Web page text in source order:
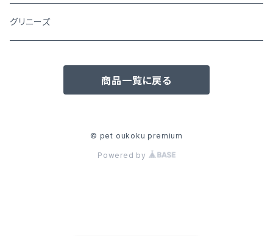
シュプレモ
ワイルドレシピ
グリニーズ
商品一覧に戻る
© pet oukoku premium
Powered by